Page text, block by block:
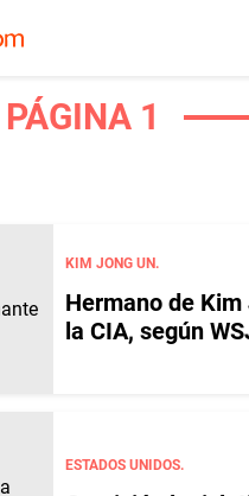
1
KIM JONG UN.
Hermano de
la CIA, según
ESTADOS UNIDOS.